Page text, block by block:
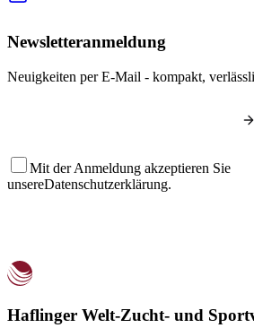
Newsletteranmeldung
Neuigkeiten per E-Mail - kompakt,
Mit der Anmeldung akzeptieren Sie
unsereDatenschutzerklärung.
Haflinger Welt-Zucht- und